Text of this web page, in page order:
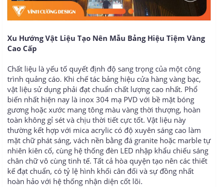
Xu Hướng Vật Liệu Tạo Nên Mẫu Bảng Hiệu Tiệm Vàng
Cao Cấp
Chất liệu là yếu tố quyết định độ sang trọng của một công
trình quảng cáo. Khi chế tác bảng hiệu cửa hàng vàng bạc,
vật liệu sử dụng phải đạt chuẩn chất lượng cao nhất. Phổ
biến nhất hiện nay là inox 304 mạ PVD với bề mặt bóng
gương hoặc xước mang tông màu vàng thời thượng, hoàn
toàn không gỉ sét và chịu thời tiết cực tốt. Vật liệu này
thường kết hợp với mica acrylic có độ xuyên sáng cao làm
mặt chữ phát sáng, vách nền bằng đá granite hoặc marble tự
nhiên kiên cố, cùng hệ thống đèn LED nhập khẩu chiếu sáng
chân chữ vô cùng tinh tế. Tất cả hòa quyện tạo nên các thiết
kế đạt chuẩn, có tỷ lệ hình khối cân đối và sự đồng nhất
hoàn hảo với hệ thống nhận diện cốt lõi.